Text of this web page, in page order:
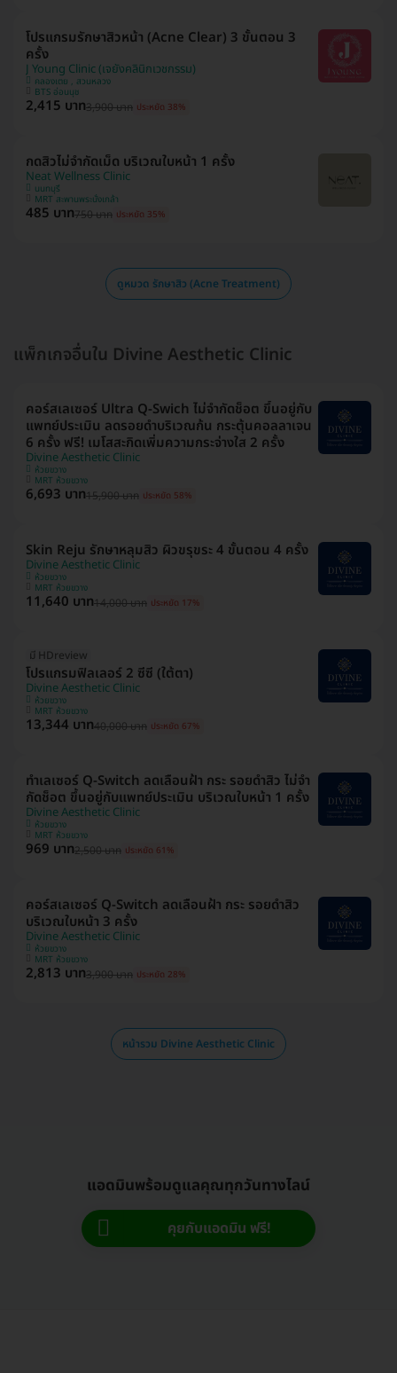
โปรแกรมรักษาสิวหน้า (Acne Clear) 3 ขั้นตอน 3
ครั้ง
J Young Clinic (เจยังคลินิกเวชกรรม)
คลองเตย , สวนหลวง
BTS อ่อนนุช
2,415 บาท3,900 บาท ประหยัด 38%
กดสิวไม่จำกัดเม็ด บริเวณใบหน้า 1 ครั้ง
Neat Wellness Clinic
นนทบุรี
MRT สะพานพระนั่งเกล้า
485 บาท750 บาท ประหยัด 35%
ดูหมวด รักษาสิว (Acne Treatment)
แพ็กเกจอื่นใน Divine Aesthetic Clinic
คอร์สเลเซอร์ Ultra Q-Swich ไม่จำกัดช็อต ขึ้นอยู่กับ
แพทย์ประเมิน ลดรอยดำบริเวณก้น กระตุ้นคอลลาเจน
6 ครั้ง ฟรี! เมโสสะกิดเพิ่มความกระจ่างใส 2 ครั้ง
Divine Aesthetic Clinic
ห้วยขวาง
MRT ห้วยขวาง
6,693 บาท15,900 บาท ประหยัด 58%
Skin Reju รักษาหลุมสิว ผิวขรุขระ 4 ขั้นตอน 4 ครั้ง
Divine Aesthetic Clinic
ห้วยขวาง
MRT ห้วยขวาง
11,640 บาท14,000 บาท ประหยัด 17%
มี HDreview
โปรแกรมฟิลเลอร์ 2 ซีซี (ใต้ตา)
Divine Aesthetic Clinic
ห้วยขวาง
MRT ห้วยขวาง
13,344 บาท40,000 บาท ประหยัด 67%
ทำเลเซอร์ Q-Switch ลดเลือนฝ้า​ กระ​ รอยดำสิว ไม่จำ
กัดช็อต ขึ้นอยู่กับแพทย์ประเมิน บริเวณใบหน้า 1 ครั้ง
Divine Aesthetic Clinic
ห้วยขวาง
MRT ห้วยขวาง
969 บาท2,500 บาท ประหยัด 61%
คอร์สเลเซอร์ Q-Switch ลดเลือนฝ้า​ กระ​ รอยดำสิว
บริเวณใบหน้า 3 ครั้ง
Divine Aesthetic Clinic
ห้วยขวาง
MRT ห้วยขวาง
2,813 บาท3,900 บาท ประหยัด 28%
หน้ารวม Divine Aesthetic Clinic
แอดมินพร้อมดูแลคุณทุกวันทางไลน์
คุยกับแอดมิน ฟรี!